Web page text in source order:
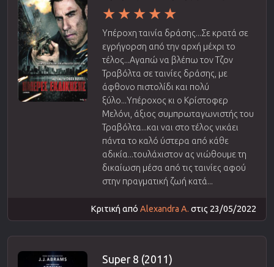
Υπέροχη ταινία δράσης...Σε κρατά σε
εγρήγορση από την αρχή μέχρι το
τέλος...Αγαπώ να βλέπω τον Τζον
Τραβόλτα σε ταινίες δράσης, με
άφθονο πιστολίδι και πολύ
ξύλο...Υπέροχος κι ο Κρίστοφερ
Μελόνι, άξιος συμπρωταγωνιστής του
Τραβόλτα...και ναι στο τέλος νικάει
πάντα το καλό ύστερα από κάθε
αδικία...τουλάχιστον ας νιώθουμε τη
δικαίωση μέσα από τις ταινίες αφού
στην πραγματική ζωή κατά...
Κριτική από Alexandra A. στις 23/05/2022
Super 8 (2011)